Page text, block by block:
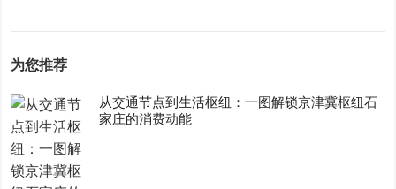
为您推荐
从交通节点到生活枢纽：一图解锁京津冀枢纽石
家庄的消费动能